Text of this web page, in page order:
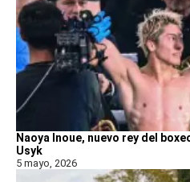
Naoya Inoue, nuevo rey del
Usyk
5 mayo, 2026